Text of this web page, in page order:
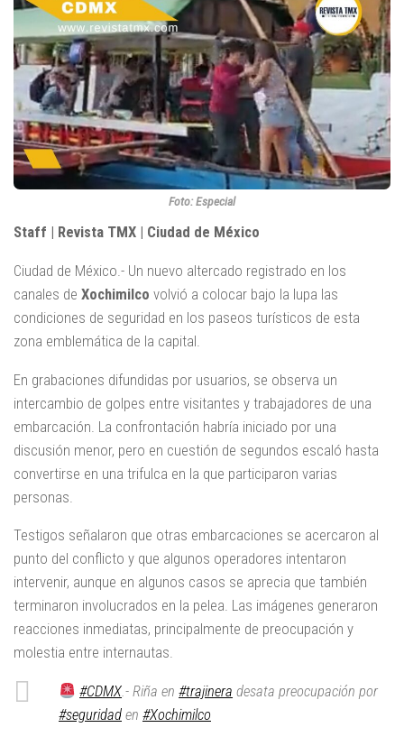
Foto: Especial
Staff | Revista TMX | Ciudad de México
Ciudad de México.- Un nuevo altercado registrado en los
canales de Xochimilco volvió a colocar bajo la lupa las
condiciones de seguridad en los paseos turísticos de esta
zona emblemática de la capital.
En grabaciones difundidas por usuarios, se observa un
intercambio de golpes entre visitantes y trabajadores de una
embarcación. La confrontación habría iniciado por una
discusión menor, pero en cuestión de segundos escaló hasta
convertirse en una trifulca en la que participaron varias
personas.
Testigos señalaron que otras embarcaciones se acercaron al
punto del conflicto y que algunos operadores intentaron
intervenir, aunque en algunos casos se aprecia que también
terminaron involucrados en la pelea. Las imágenes generaron
reacciones inmediatas, principalmente de preocupación y
molestia entre internautas.
#CDMX .- Riña en#trajinera desata preocupación por
#seguridad en #Xochimilco